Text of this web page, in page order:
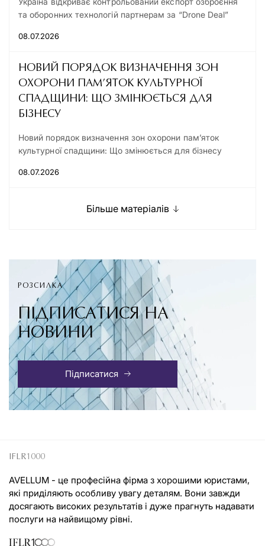
та оборонних технологій партнерам за “Drone Deal”
08.07.2026
НОВИЙ ПОРЯДОК ВИЗНАЧЕННЯ ЗОН
ОХОРОНИ ПАМ’ЯТОК КУЛЬТУРНОЇ
СПАДЩИНИ: ЩО ЗМІНЮЄТЬСЯ ДЛЯ
БІЗНЕСУ
Новий порядок визначення зон охорони пам’яток
культурної спадщини: Що змінюється для бізнесу
08.07.2026
Більше матеріалів
РОЗСИЛКА
ПІДПИСАТИСЯ НА
НОВИНИ
Підписатися
IFLR1000
AVELLUM - це професійна фірма з хорошими юристами,
які приділяють особливу увагу деталям. Вони завжди
досягають високих результатів і дуже прагнуть надавати
послуги на найвищому рівні.